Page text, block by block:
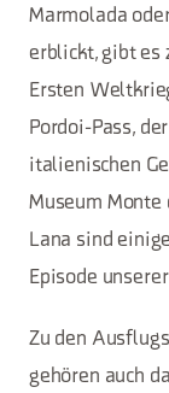
Marmolada
erblickt, gibt es
Ersten
Pordoi-Pass,
italienischen
Museum Monte
Lana sind
Episode
Zu den
gehören auch